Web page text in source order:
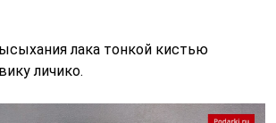
лака тонкой кистью
личико.